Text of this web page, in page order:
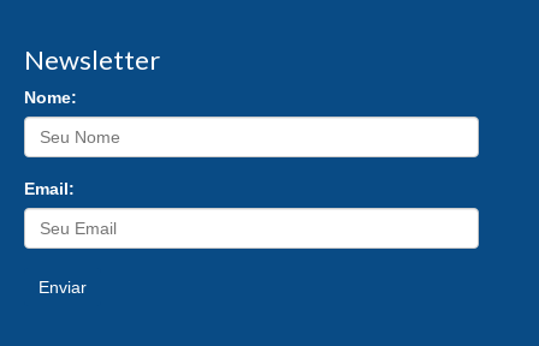
Newsletter
Nome:
Email:
Enviar